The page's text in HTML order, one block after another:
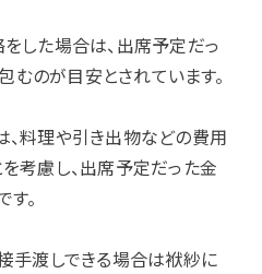
した場合は、出席予定だっ
のが目安とされています。
料理や引き出物などの費用
考慮し、出席予定だった金
。
手渡しできる場合は袱紗に